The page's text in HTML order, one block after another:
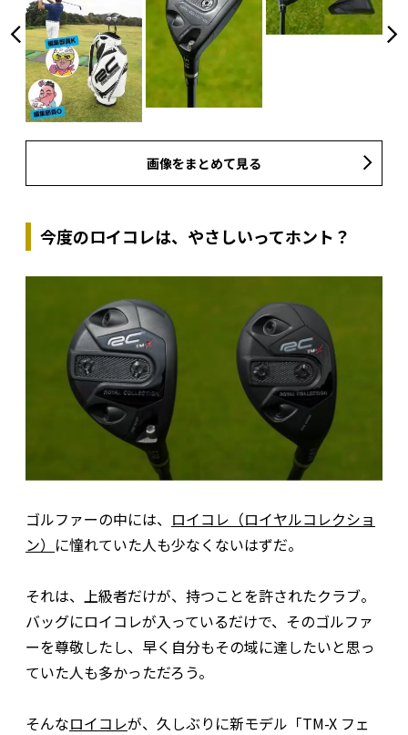
画像をまとめて見る
今度のロイコレは、やさしいってホント？
ゴルファーの中には、 ロイコレ（ロイヤルコレクショ
ン） に憧れていた人も少なくないはずだ。
それは、上級者だけが、持つことを許されたクラブ。
バッグにロイコレが入っているだけで、そのゴルファ
ーを尊敬したし、早く自分もその域に達したいと思っ
ていた人も多かっただろう。
そんなロイコレが、久しぶりに新モデル「TM-X フェ